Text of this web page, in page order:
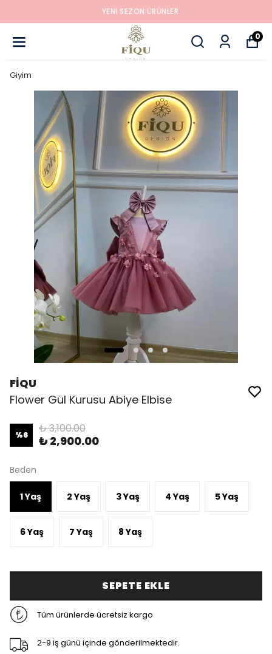
YENI SEZON ÜRÜNLER
0
Giyim
FİQU
Flower Gül Kurusu Abiye Elbise
%6 ₺ 3,100.00
₺ 2,900.00
Beden
1 Yaş 2 Yaş 3 Yaş 4 Yaş 5 Yaş
6 Yaş 7 Yaş 8 Yaş
SEPETE EKLE
Tüm ürünlerde ücretsiz kargo
2-9 iş günü içinde gönderilmektedir.